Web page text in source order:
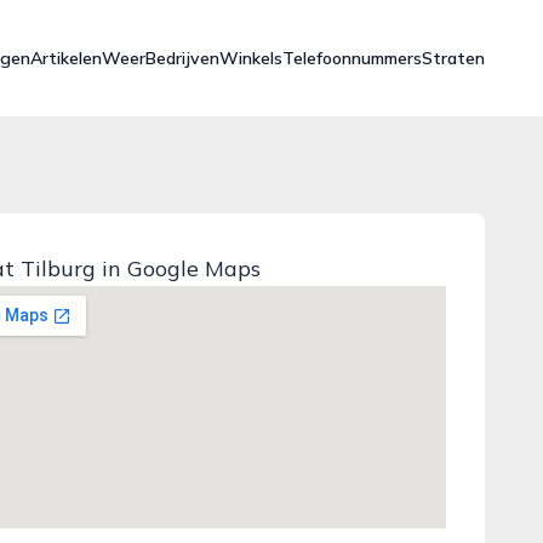
ArtikelenWeerBedrijvenWinkelsTelefoonnummersStraten
Tilburg in Google Maps